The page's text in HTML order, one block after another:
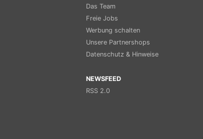
Das Team
Freie Jobs
Werbung schalten
Unsere Partnershops
Datenschutz & Hinweise
NEWSFEED
RSS 2.0